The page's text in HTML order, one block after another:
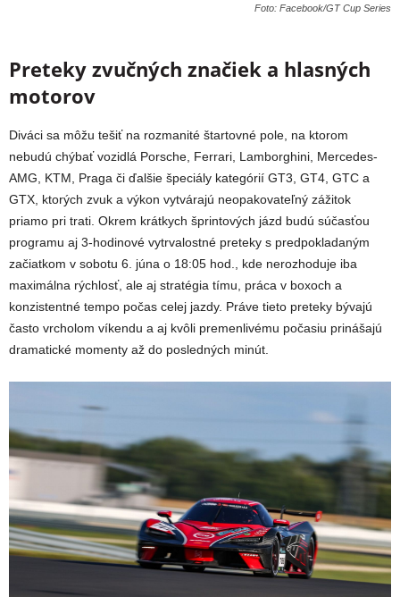
Foto: Facebook/GT Cup Series
Preteky zvučných značiek a hlasných
motorov
Diváci sa môžu tešiť na rozmanité štartovné pole, na ktorom
nebudú chýbať vozidlá Porsche, Ferrari, Lamborghini, Mercedes-
AMG, KTM, Praga či ďalšie špeciály kategórií GT3, GT4, GTC a
GTX, ktorých zvuk a výkon vytvárajú neopakovateľný zážitok
priamo pri trati. Okrem krátkych šprintových jázd budú súčasťou
programu aj 3-hodinové vytrvalostné preteky s predpokladaným
začiatkom v sobotu 6. júna o 18:05 hod., kde nerozhoduje iba
maximálna rýchlosť, ale aj stratégia tímu, práca v boxoch a
konzistentné tempo počas celej jazdy. Práve tieto preteky bývajú
často vrcholom víkendu a aj kvôli premenlivému počasiu prinášajú
dramatické momenty až do posledných minút.